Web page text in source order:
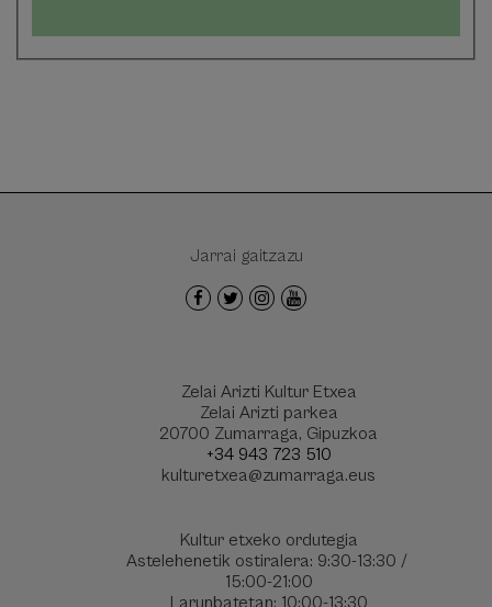
Zelai Arizti Kultur Etxea
Zelai Arizti parkea
20700 Zumarraga, Gipuzkoa
+34 943 723 510
kulturetxea@zumarraga.eus
Kultur etxeko ordutegia
Astelehenetik ostiralera: 9:30-13:30 /
15:00-21:00
Larunbatetan: 10:00-13:30
Jarrai gaitzazu